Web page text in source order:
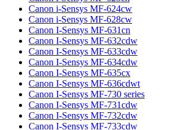
Canon i-Sensys MF-624cw
Canon i-Sensys MF-628cw
Canon I-Sensys MF-631cn
Canon I-Sensys MF-632cdw
Canon I-Sensys MF-633cdw
Canon I-Sensys MF-634cdw
Canon I-Sensys MF-635cx
Canon I-Sensys MF-636cdwt
Canon I-Sensys MF-730 series
Canon I-Sensys MF-731cdw
Canon I-Sensys MF-732cdw
Canon I-Sensys MF-733cdw